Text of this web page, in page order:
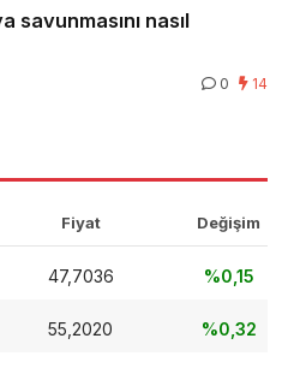
savunmasını nasıl
0 14
Fiyat Değişim
47,7036 %0,15
55,2020 %0,32